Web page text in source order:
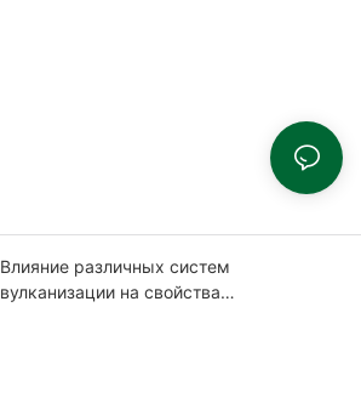
Влияние различных систем
вулканизации на свойства